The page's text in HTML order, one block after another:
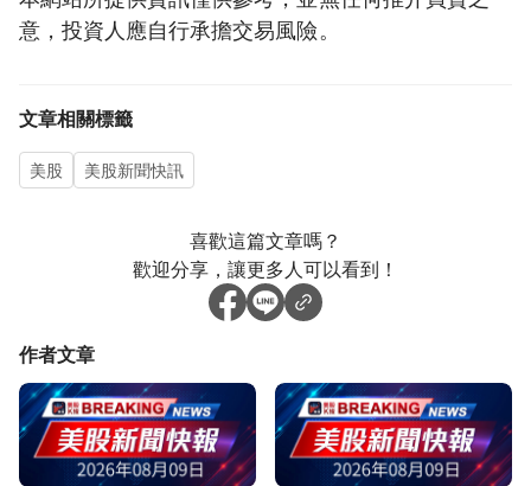
意，投資人應自行承擔交易風險。
文章相關標籤
美股 美股新聞快訊
喜歡這篇文章嗎？
歡迎分享，讓更多人可以看到！
作者文章